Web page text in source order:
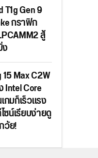
Gen 9
กราฟิก
สู้
Max C2W
Intel Core
กมก็เร็วแรง
ซน์เรียบง่ายดู
วัย!